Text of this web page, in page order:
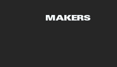
MAKERS